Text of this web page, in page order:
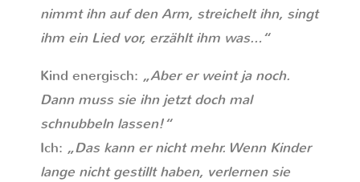
nimmt ihn auf den Arm, streichelt ihn, singt
ihm ein Lied vor, erzählt ihm was…“
Kind energisch: „Aber er weint ja noch.
Dann muss sie ihn jetzt doch mal
schnubbeln lassen!“
Ich: „Das kann er nicht mehr. Wenn Kinder
lange nicht gestillt haben, verlernen sie